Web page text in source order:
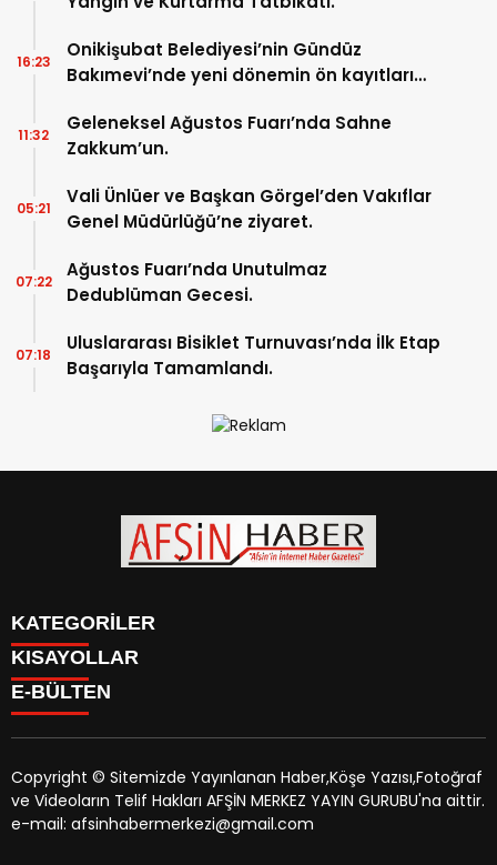
Onikişubat Belediyesi’nin Gündüz
Bakımevi’nde yeni dönemin ön kayıtları
16:23
Geleneksel Ağustos Fuarı’nda Sahne
Zakkum’un.
11:32
Vali Ünlüer ve Başkan Görgel’den Vakıflar
Genel Müdürlüğü’ne ziyaret.
05:21
Ağustos Fuarı’nda Unutulmaz
Dedublüman Gecesi.
07:22
Uluslararası Bisiklet Turnuvası’nda İlk Etap
Başarıyla Tamamlandı.
07:18
KATEGORİLER
SİYASET
EĞİTİM
MAGAZİN
MANŞETLER
ÖZEL HABER
KISAYOLLAR
SİYASET
EĞİTİM
KÜLTÜR SANAT
MAGAZİN
MANŞETLER
E-BÜLTEN
afsinhaber.com e-bültenine abone olarak, tarafınıza haber,
duyuru ve kampanya içerikli e-postaların gönderilmesini
Copyright © Sitemizde Yayınlanan Haber,Köşe Yazısı,Fotoğraf
ve Videoların Telif Hakları AFŞİN MERKEZ YAYIN GURUBU'na aittir.
e-mail: afsinhabermerkezi@gmail.com